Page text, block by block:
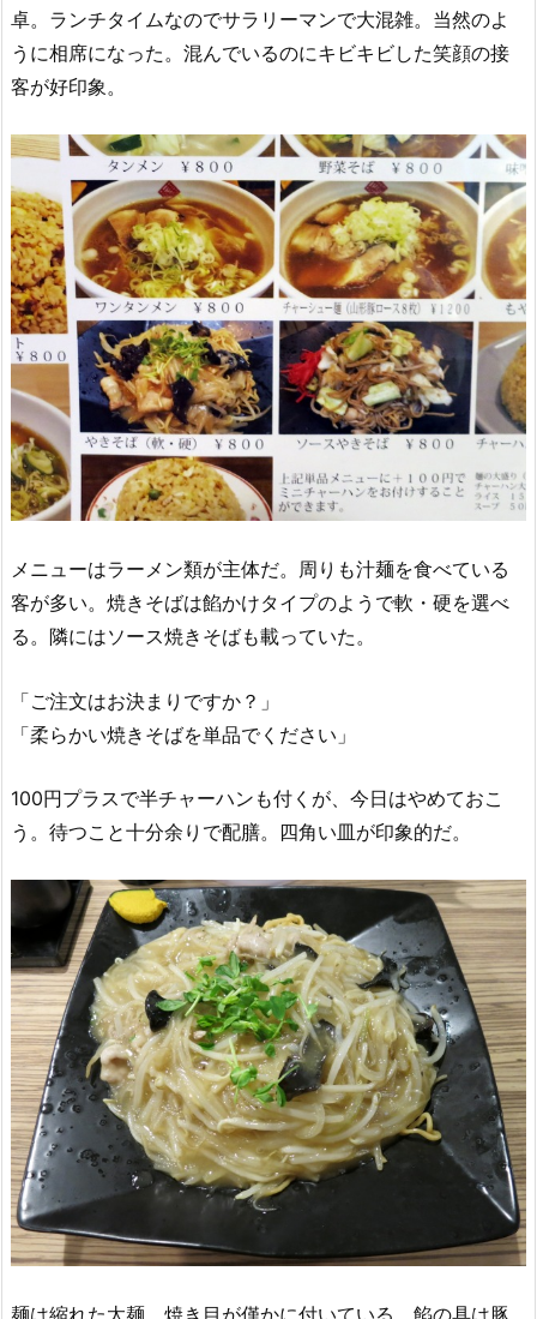
卓。ランチタイムなのでサラリーマンで大混雑。当然のよ
うに相席になった。混んでいるのにキビキビした笑顔の接
客が好印象。
メニューはラーメン類が主体だ。周りも汁麺を食べている
客が多い。焼きそばは餡かけタイプのようで軟・硬を選べ
る。隣にはソース焼きそばも載っていた。
「ご注文はお決まりですか？」
「柔らかい焼きそばを単品でください」
100円プラスで半チャーハンも付くが、今日はやめておこ
う。待つこと十分余りで配膳。四角い皿が印象的だ。
麺は縮れた太麺。焼き目が僅かに付いている。餡の具は豚